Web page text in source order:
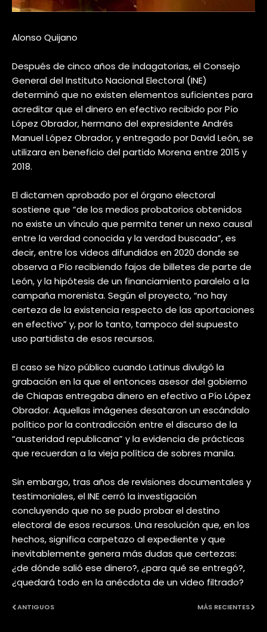
Alonso Quijano
Después de cinco años de indagatorias, el Consejo
General del Instituto Nacional Electoral (INE)
determinó que no existen elementos suficientes para
acreditar que el dinero en efectivo recibido por Pío
López Obrador, hermano del expresidente Andrés
Manuel López Obrador, y entregado por David León, se
utilizara en beneficio del partido Morena entre 2015 y
2018.
El dictamen aprobado por el órgano electoral
sostiene que “de los medios probatorios obtenidos
no existe un vínculo que permita tener un nexo causal
entre la verdad conocida y la verdad buscada”, es
decir, entre los videos difundidos en 2020 donde se
observa a Pío recibiendo fajos de billetes de parte de
León, y la hipótesis de un financiamiento paralelo a la
campaña morenista. Según el proyecto, “no hay
certeza de la existencia respecto de las aportaciones
en efectivo” y, por lo tanto, tampoco del supuesto
uso partidista de esos recursos.
El caso se hizo público cuando Latinus divulgó la
grabación en la que el entonces asesor del gobierno
de Chiapas entregaba dinero en efectivo a Pío López
Obrador. Aquellas imágenes desataron un escándalo
político por la contradicción entre el discurso de la
“austeridad republicana” y la evidencia de prácticas
que recuerdan a la vieja política de sobres manila.
Sin embargo, tras años de revisiones documentales y
testimoniales, el INE cerró la investigación
concluyendo que no se pudo probar el destino
electoral de esos recursos. Una resolución que, en los
hechos, significa carpetazo al expediente y que
inevitablemente genera más dudas que certezas:
¿de dónde salió ese dinero?, ¿para qué se entregó?,
¿quedará todo en la anécdota de un video filtrado?
MÁS RECIENTES
ANTIGUOS